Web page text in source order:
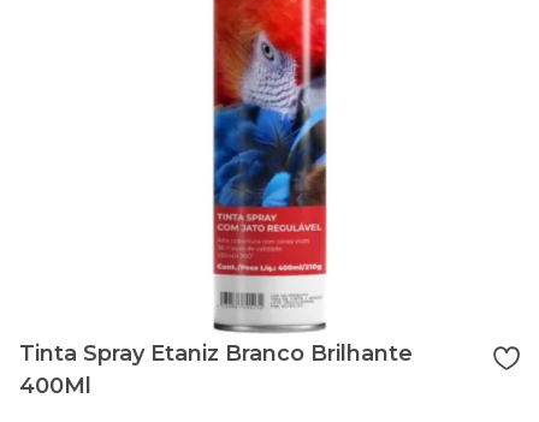
Tinta Spray Etaniz Branco Brilhante
400Ml